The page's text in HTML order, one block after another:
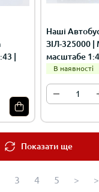
|
Наші
ЗІЛ-325000
масштабе
В наявності
Показати ще
3 4 5 > >|